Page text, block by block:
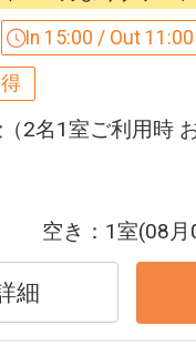
載しています。
ページがどちらかを
目でご確認のうえ
。
ーム」と「喫煙ル
ます。
ルーム」と「喫煙ル
ます。
ページがどちらかを
快適♪
るとお得】連泊割
日あり
合、
3、8/14・15、9/
なります。
用後のご旅行代金
In 15:00 / Out 11:00
（2名1室ご利用時
空き： 1室(08
細